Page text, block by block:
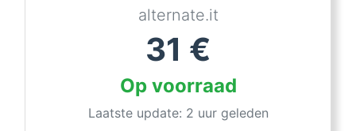
alternate.it
31 €
Op voorraad
Laatste update: 2 uur geleden